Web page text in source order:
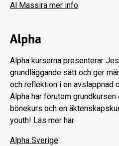
Al Massira mer info
Alpha
Alpha kurserna presenterar
grundläggande sätt och ger
och reflektion i en avslappnad
Alpha har förutom
bönekurs och en
youth! Läs mer här:
Alpha Sverige